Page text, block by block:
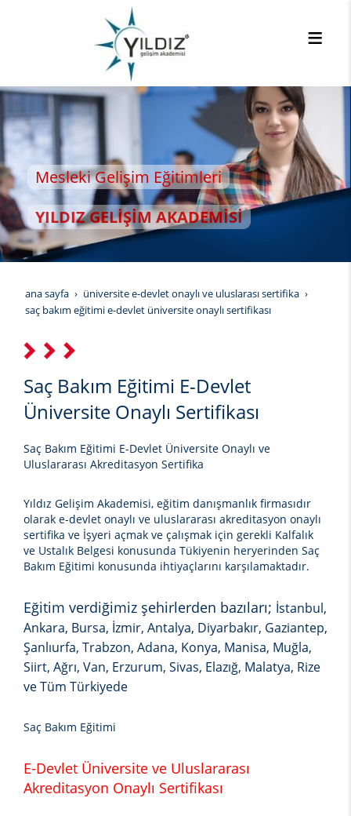
Gelişim Eğitimleri
GELİŞİM AKADEMİSİ
ana sayfa
üniversite e-devlet onaylı ve uluslarası sertifika
saç bakım eğitimi e-devlet üniversite onaylı sertifikası
Saç Bakım Eğitimi E-Devlet
Üniversite Onaylı Sertifikası
Saç Bakım Eğitimi E-Devlet Üniversite Onaylı ve
Uluslararası Akreditasyon Sertifika
Yıldız Gelişim Akademisi, eğitim danışmanlık firmasıdır
olarak e-devlet onaylı ve uluslararası akreditasyon onaylı
sertifika ve İşyeri açmak ve çalışmak için gerekli Kalfalık
ve Ustalık Belgesi konusunda Tükiyenin heryerinden Saç
Bakım Eğitimi konusunda ihtiyaçlarını karşılamaktadır.
Eğitim verdiğimiz şehirlerden bazıları; İstanbul,
Ankara, Bursa, İzmir, Antalya, Diyarbakır, Gaziantep,
Şanlıurfa, Trabzon, Adana, Konya, Manisa, Muğla,
Siirt, Ağrı, Van, Erzurum, Sivas, Elazığ, Malatya, Rize
ve Tüm Türkiyede
Saç Bakım Eğitimi
E-Devlet Üniversite ve Uluslararası
Akreditasyon Onaylı Sertifikası